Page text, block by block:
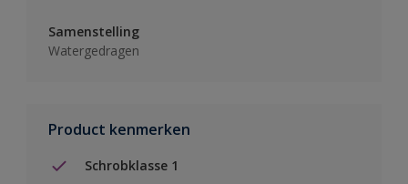
Samenstelling
Watergedragen
Product kenmerken
Schrobklasse 1